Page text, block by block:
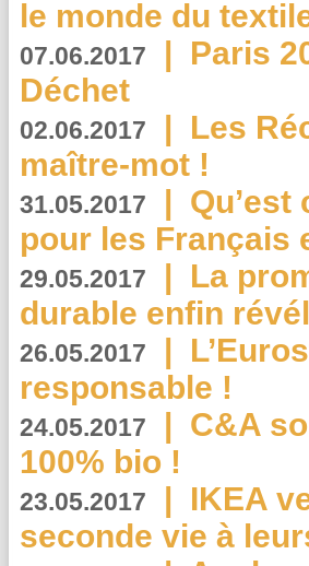
le monde du
07.06.2017 | Paris
Déchet
02.06.2017 | Les
maître-mot !
31.05.2017 |
pour les Français
29.05.2017 | La
durable enfin
26.05.2017 |
responsable !
24.05.2017 | C&A
100% bio !
23.05.2017 | IKEA
seconde vie à